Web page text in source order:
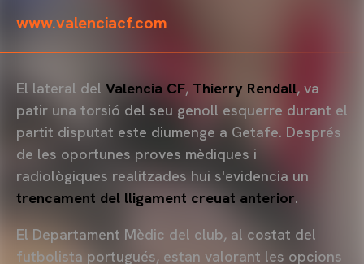
www.valenciacf.com
El lateral del Valencia CF, Thierry Rendall, va
patir una torsió del seu genoll esquerre durant el
partit disputat este diumenge a Getafe. Després
de les oportunes proves mèdiques i
radiològiques realitzades hui s'evidencia un
trencament del lligament creuat anterior.
El Departament Mèdic del club, al costat del
futbolista portugués, estan valorant les opcions